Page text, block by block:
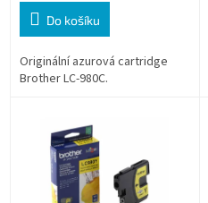
Do košíku
Originální azurová cartridge
Brother LC-980C.